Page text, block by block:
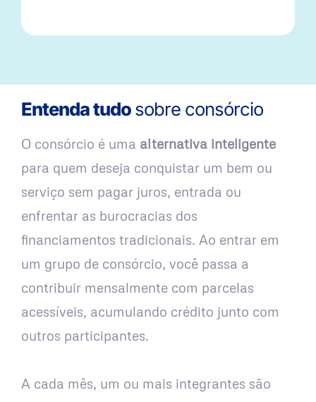
Entenda tudosobre consórcio
O consórcio é uma alternativa inteligente
para quem deseja conquistar um bem ou
serviço sem pagar juros, entrada ou
enfrentar as burocracias dos
financiamentos tradicionais. Ao entrar em
um grupo de consórcio, você passa a
contribuir mensalmente com parcelas
acessíveis, acumulando crédito junto com
outros participantes.
A cada mês, um ou mais integrantes são